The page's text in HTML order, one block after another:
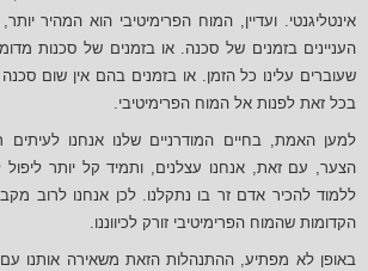
אינטליגנטי. ועדיין, המוח הפרימיטיבי הוא המהיר
העניינים בזמנים של סכנה. או בזמנים של סכנות
שעוברים עלינו כל הזמן. או בזמנים בהם אין שום
בכל זאת לפנות אל המוח הפרימיטיבי.
למען האמת, בחיים המודרניים שלנו אנחנו
הצער, עם זאת, אנחנו עצלנים, ותמיד קל יותר ליפול
ללמוד להכיר אדם זר בו נתקלנו. לכן אנחנו לרוב
הקדומות שהמוח הפרימיטיבי זורק לכיווננו.
באופן לא מפתיע, ההתנהלות הזאת משאירה אותנו